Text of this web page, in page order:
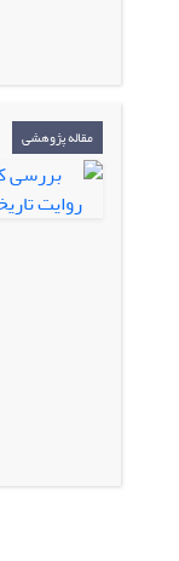
مقاله پژوهشی